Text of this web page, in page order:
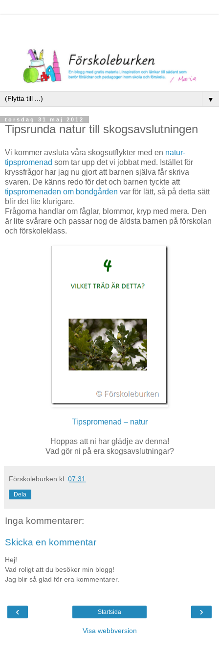
▼
torsdag 31 maj 2012
Tipsrunda natur till skogsavslutningen
Vi kommer avsluta våra skogsutflykter med en natur-
tipspromenad som tar upp det vi jobbat med. Istället för
kryssfrågor har jag nu gjort att barnen själva får skriva
svaren. De känns redo för det och barnen tyckte att
tipspromenaden om bondgården var för lätt, så på detta sätt
blir det lite klurigare.
Frågorna handlar om fåglar, blommor, kryp med mera. Den
är lite svårare och passar nog de äldsta barnen på förskolan
och förskoleklass.
Tipspromenad – natur
Hoppas att ni har glädje av denna!
Vad gör ni på era skogsavslutningar?
Förskoleburken kl. 07:31
Dela
Inga kommentarer:
Skicka en kommentar
Hej!
Vad roligt att du besöker min blogg!
Jag blir så glad för era kommentarer.
‹ ›
Startsida
Visa webbversion